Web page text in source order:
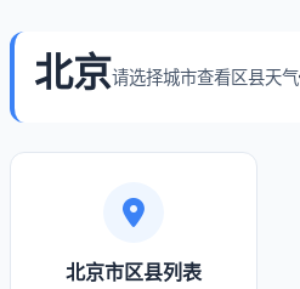
北京请选择城市查看区县天气
北京市区县列表